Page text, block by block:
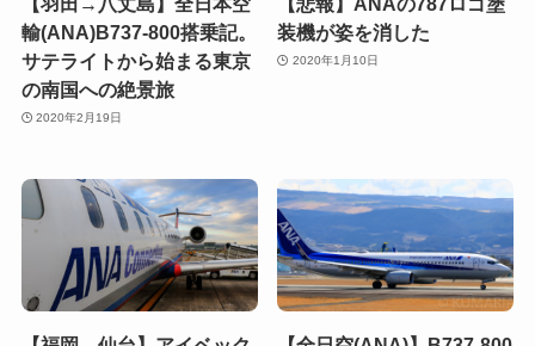
輸(ANA)B737-800搭乗記。
サテライトから始まる東京
の南国への絶景旅
2020年2月19日
装機が姿を消した
2020年1月10日